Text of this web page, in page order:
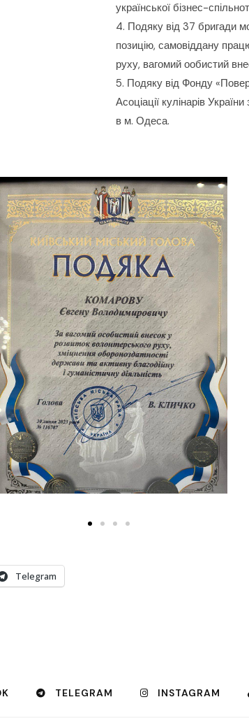
української бізнес-
4. Подяку від 37 бригади
позицію, самовіддану
руху, вагомий ообистий
5. Подяку від Фонду
Асоціації кулінарів
в м. Одеса.
Telegram
TELEGRAM INSTAGRAM